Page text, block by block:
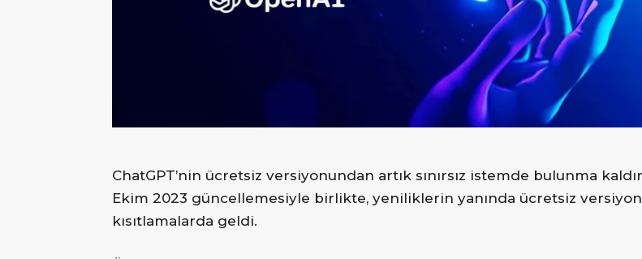
ChatGPT’nin ücretsiz versiyonundan artık sınırsız istemde bulunma
Ekim 2023 güncellemesiyle birlikte, yeniliklerin yanında ücretsiz
kısıtlamalarda geldi.